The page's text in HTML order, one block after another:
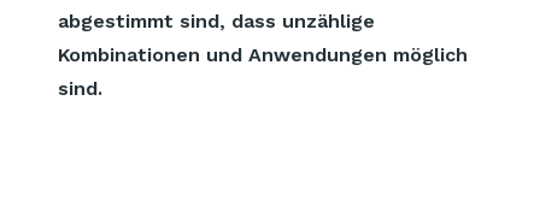
abgestimmt sind, dass unzählige
Kombinationen und Anwendungen möglich
sind.